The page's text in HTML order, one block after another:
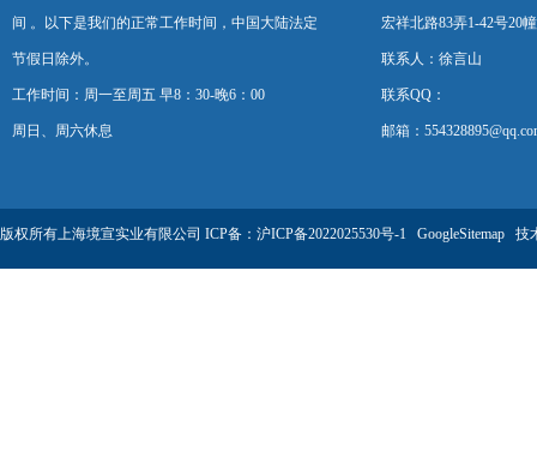
间 。以下是我们的正常工作时间，中国大陆法定
节假日除外。
工作时间：周一至周五 早8：30-晚6：00
周日、周六休息
宏祥北路83弄1-42号20
联系人：徐言山
联系QQ：
邮箱：
版权所有上海境宣实业有限公司 ICP备： 沪ICP备2022025530号-1 GoogleSitemap 技